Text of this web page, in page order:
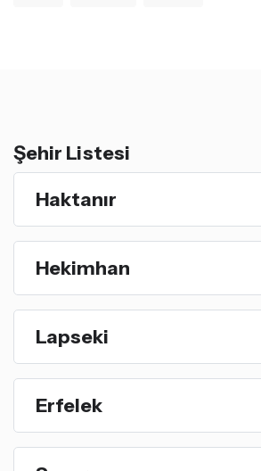
Şehir Listesi
Haktanır
Hekimhan
Lapseki
Erfelek